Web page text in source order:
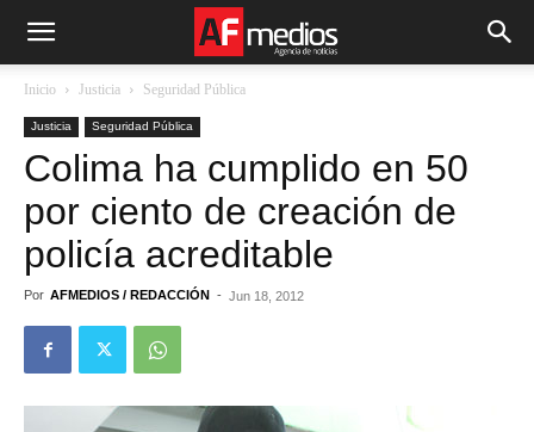
Inicio Justicia Seguridad Pública
Justicia Seguridad Pública
Colima ha cumplido en 50
por ciento de creación de
policía acreditable
Por AFMEDIOS / REDACCIÓN - Jun 18, 2012